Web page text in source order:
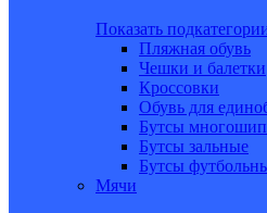
Показать
Пляжная обувь
Чешки и балетки
Кроссовки
Обувь для
Бутсы
Бутсы зальные
Бутсы
Мячи